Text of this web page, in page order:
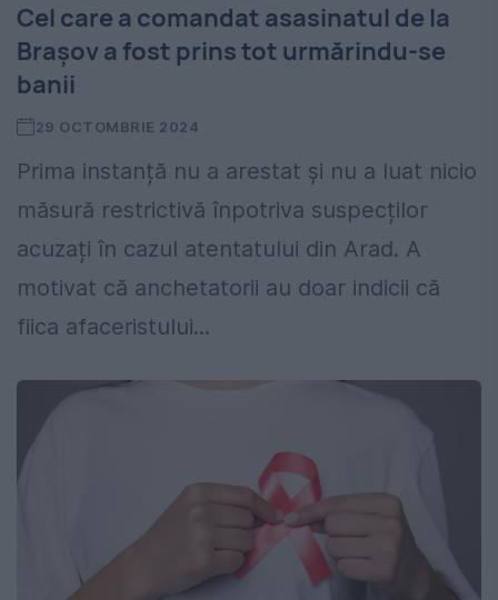
Cel care a comandat asasinatul de la
Brașov a fost prins tot urmărindu-se
banii
29 OCTOMBRIE 2024
Prima instanță nu a arestat și nu a luat nicio
măsură restrictivă înpotriva suspecților
acuzați în cazul atentatului din Arad. A
motivat că anchetatorii au doar indicii că
fiica afaceristului...